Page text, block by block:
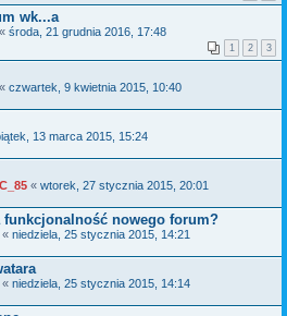
wk...a
« środa, 21 grudnia 2016, 17:48
1 2 3
« czwartek, 9 kwietnia 2015, 10:40
13 marca 2015, 15:24
« wtorek, 27 stycznia 2015, 20:01
funkcjonalność nowego forum?
« niedziela, 25 stycznia 2015, 14:21
« niedziela, 25 stycznia 2015, 14:14